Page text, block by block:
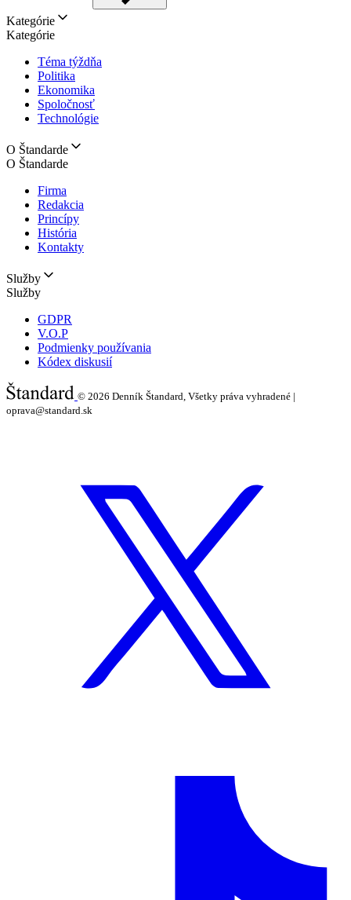
Kategórie
Kategórie
Téma týždňa
Politika
Ekonomika
Spoločnosť
Technológie
O Štandarde
O Štandarde
Firma
Redakcia
Princípy
História
Kontakty
Služby
Služby
GDPR
V.O.P
Podmienky používania
Kódex diskusií
© 2026 Denník Štandard, Všetky práva vyhradené |
oprava@standard.sk